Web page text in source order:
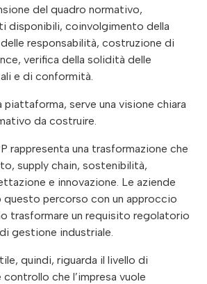
del quadro normativo,
disponibili, coinvolgimento della
responsabilità, costruzione di
verifica della solidità delle
e di conformità.
piattaforma, serve una visione chiara
da costruire.
rappresenta una trasformazione che
supply chain, sostenibilità,
e innovazione. Le aziende
questo percorso con un approccio
trasformare un requisito regolatorio
gestione industriale.
quindi, riguarda il livello di
che l’impresa vuole